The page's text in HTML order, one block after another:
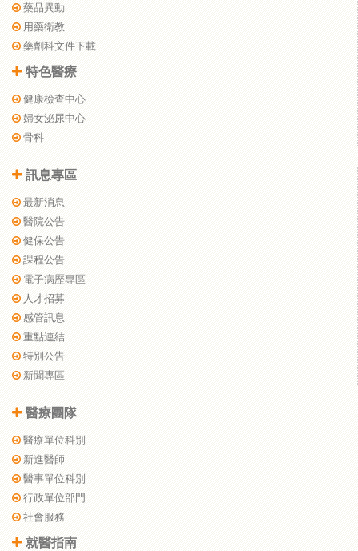
藥品異動
用藥衛教
藥劑科文件下載
特色醫療
健康檢查中心
婦女泌尿中心
骨科
訊息專區
最新消息
醫院公告
健保公告
課程公告
電子病歷專區
人才招募
感管訊息
重點連結
特別公告
新聞專區
醫療團隊
醫療單位科別
新進醫師
醫事單位科別
行政單位部門
社會服務
就醫指南